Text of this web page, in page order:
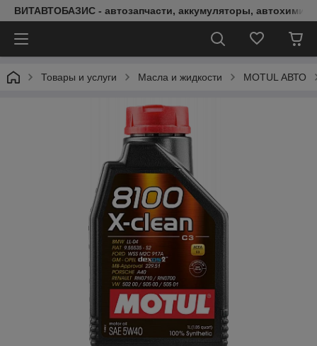
ВИТАВТОБАЗИС - автозапчасти, аккумуляторы, автохимия,
Товары и услуги Масла и жидкости MOTUL АВТО